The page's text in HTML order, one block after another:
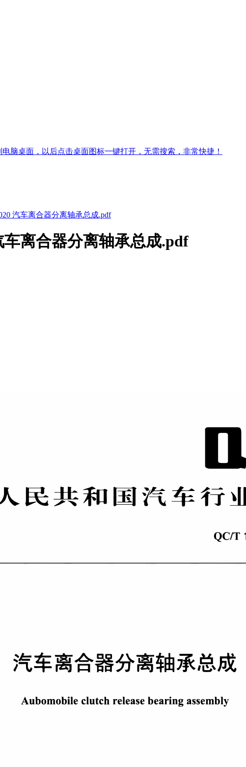
脑桌面，以后点击桌面图标一键打开，无需搜索，非常快捷！
汽车离合器分离轴承总成.pdf
车离合器分离轴承总成.pdf